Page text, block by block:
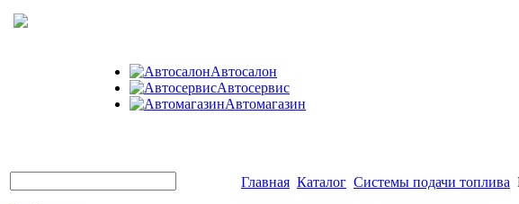
Автосалон
Автосервис
Автомагазин
Главная Каталог Системы подачи топлива